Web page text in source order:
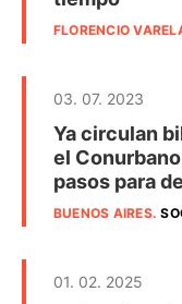
FLORENCIO
03. 07. 2023
Ya circulan
el
pasos para
BUENOS AIRES.
01. 02. 2025